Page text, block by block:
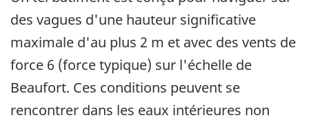
des vagues d'une hauteur significative
maximale d'au plus 2 m et avec des vents de
force 6 (force typique) sur l'échelle de
Beaufort. Ces conditions peuvent se
rencontrer dans les eaux intérieures non